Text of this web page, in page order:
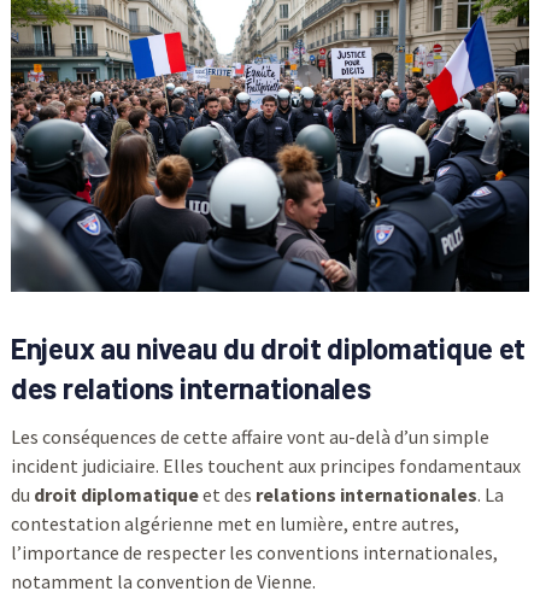
Enjeux au niveau du droit diplomatique et
des relations internationales
Les conséquences de cette affaire vont au-delà d’un simple
incident judiciaire. Elles touchent aux principes fondamentaux
du droit diplomatiqueet des relations internationales. La
contestation algérienne met en lumière, entre autres,
l’importance de respecter les conventions internationales,
notamment la convention de Vienne.